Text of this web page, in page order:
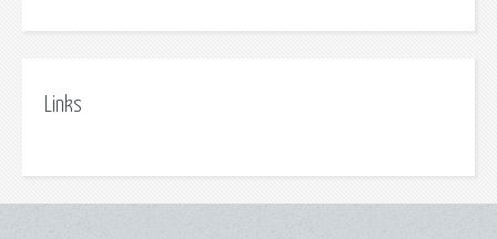
Links